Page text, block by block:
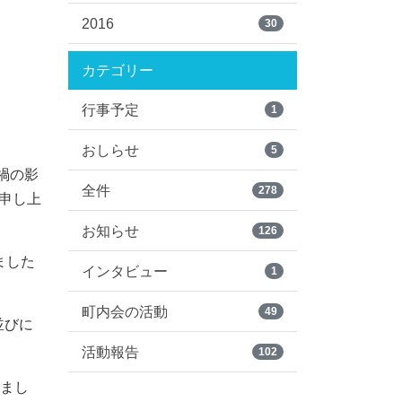
の影
し上
した
に
し
2016 30
カテゴリー
行事予定 1
おしらせ 5
全件 278
お知らせ 126
インタビュー 1
町内会の活動 49
活動報告 102